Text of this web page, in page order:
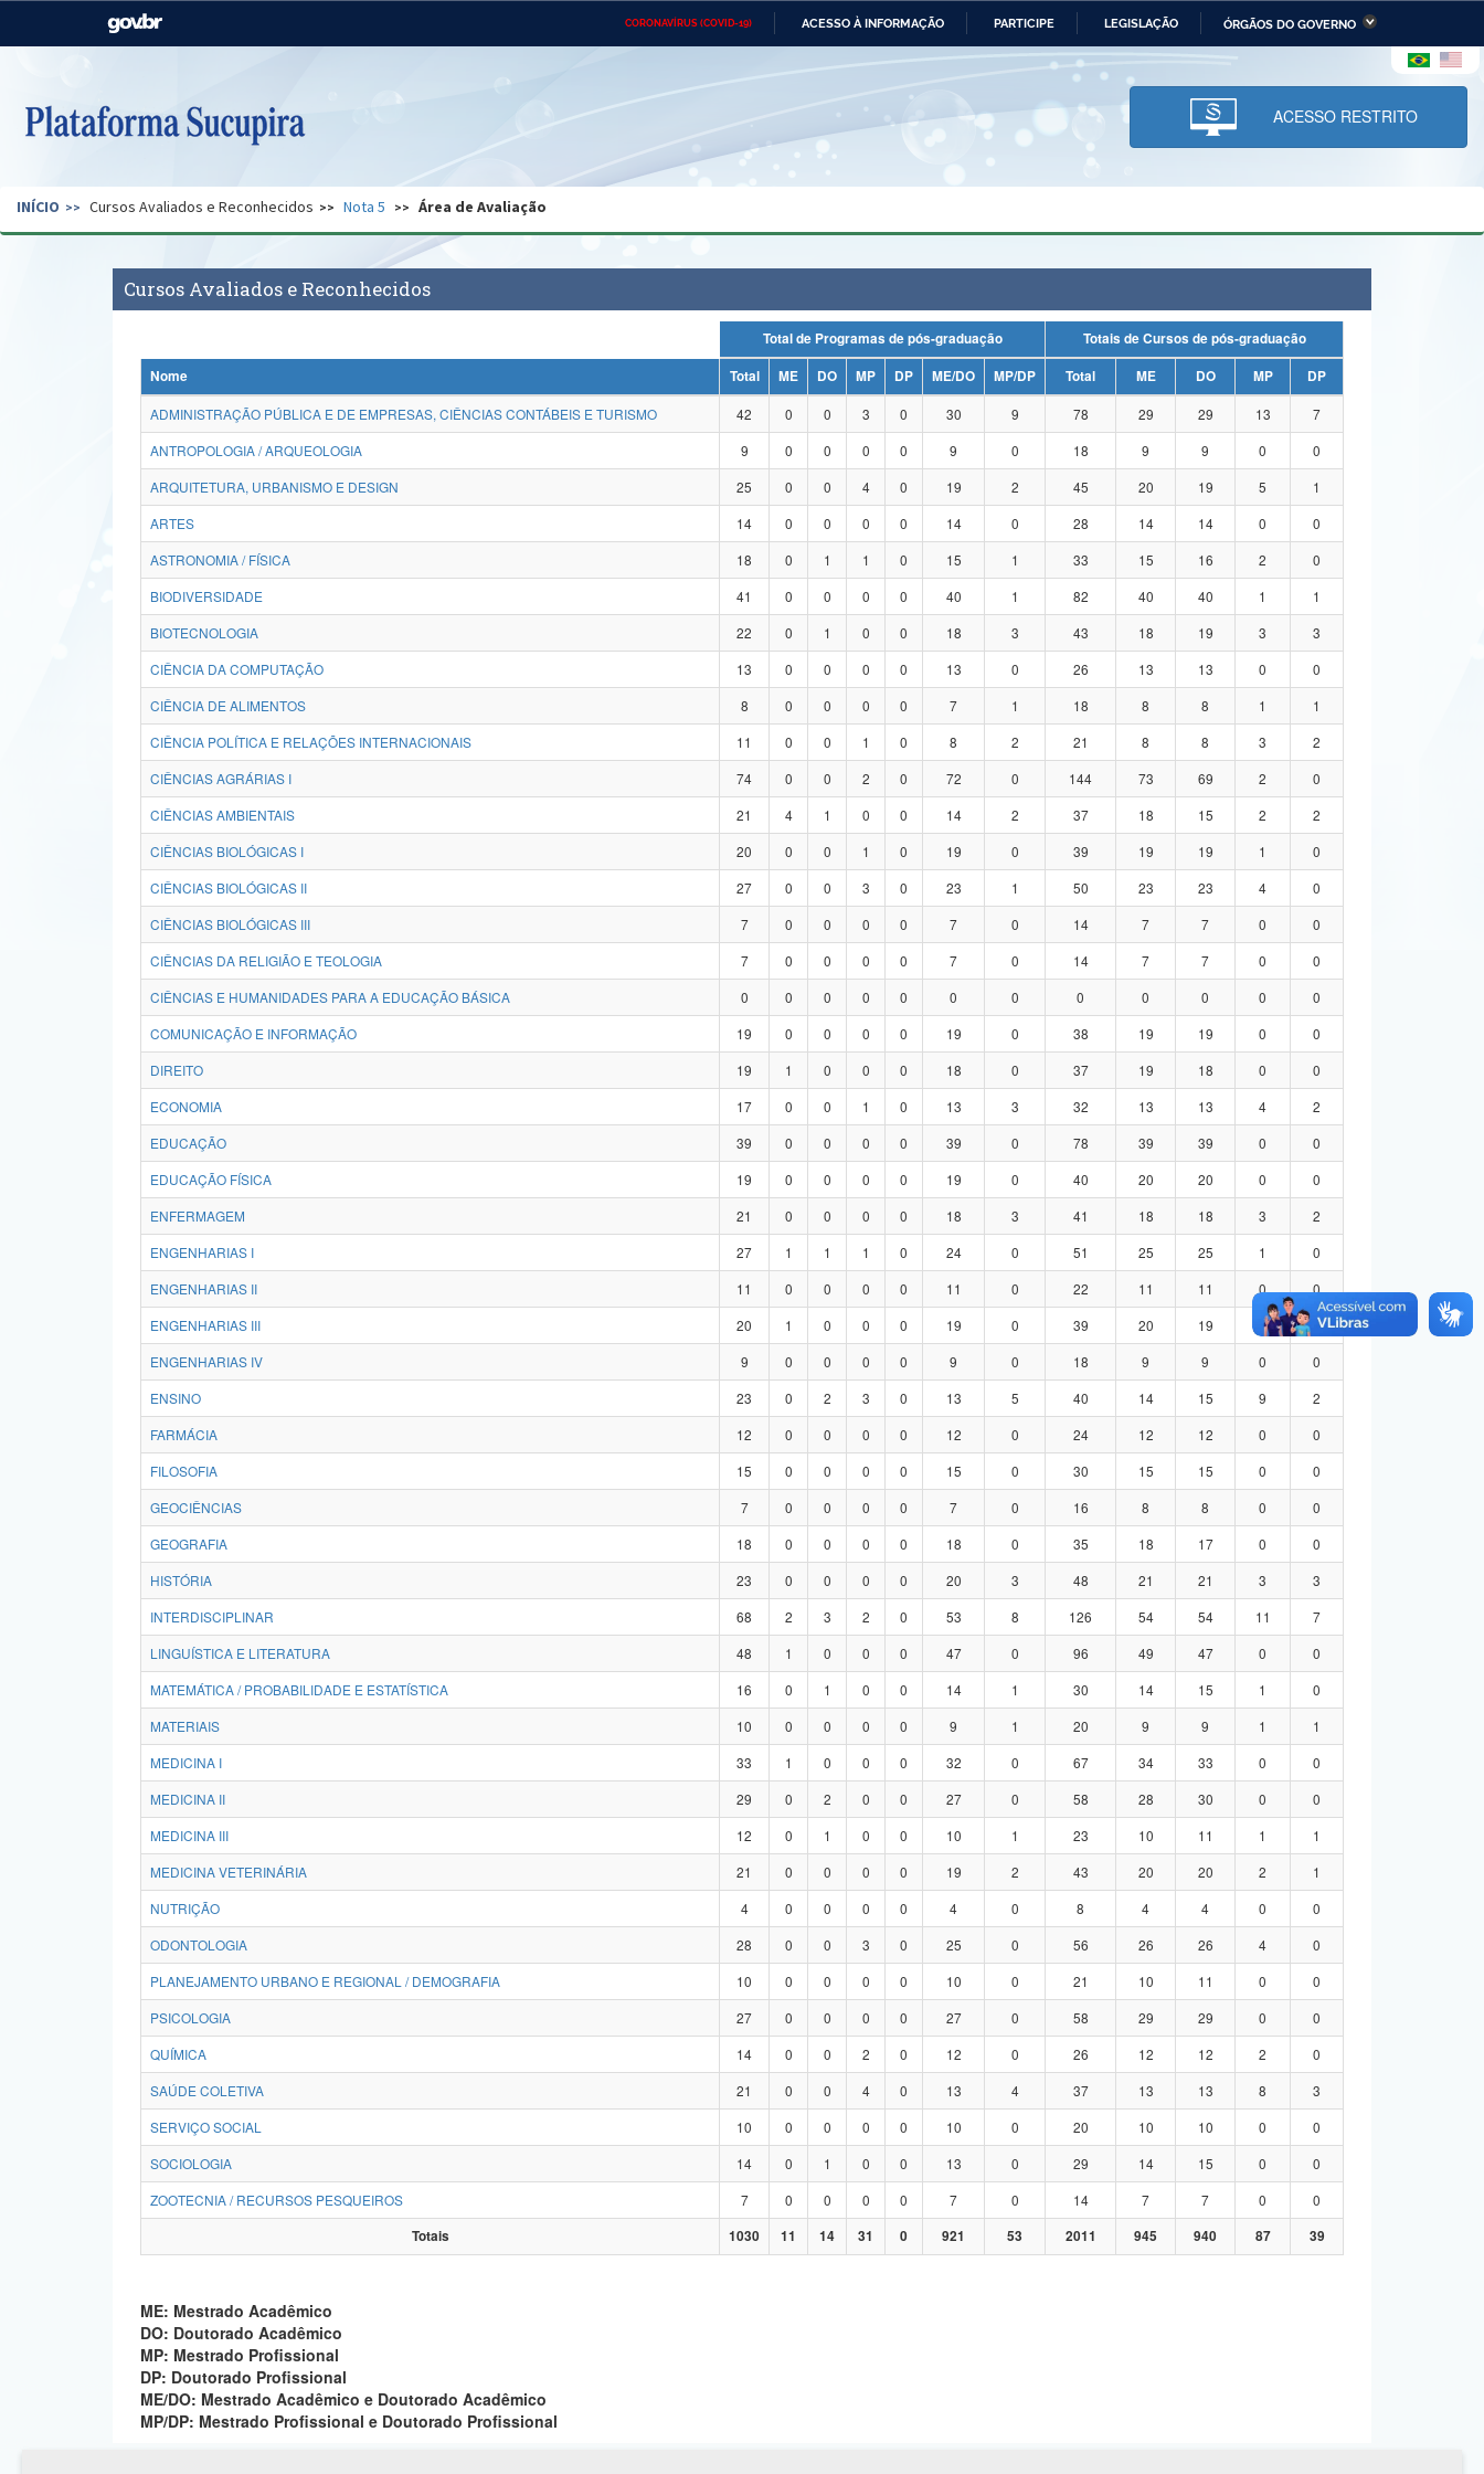
CORONAVÍRUS (COVID-19) ACESSO À INFORMAÇÃO PARTICIPE LEGISLAÇÃO ÓRGÃOS DO GOVERNO
Casa Civil Ministério das Relações Ministério da Economia Ministério da Infraestrutura
Pecuária e Abastecimento
Ministério da Ciência,
Tecnologia, Inovações e
Comunicações
Ministério do Desenvolvimento
Regional e dos Direitos Humanos
Secretaria de Governo Gabinete de Segurança Advocacia-Geral da União Banco Central do Brasil Planalto
ACESSO RESTRITO
INÍCIO Cursos Avaliados e Reconhecidos Nota 5 Área de Avaliação
Cursos Avaliados e Reconhecidos
Total de Programas de pós-graduação
Totais de Cursos de pós-graduação
Nome
Total ME DO MP DP ME/DO MP/DP Total ME DO MP
DP
ADMINISTRAÇÃO PÚBLICA E DE EMPRESAS, CIÊNCIAS CONTÁBEIS E TURISMO
42 0 0 3 0 30 9 78 29 29 13
7
ANTROPOLOGIA / ARQUEOLOGIA
9 0 0 0 0 9 0 18 9 9 0
0
ARQUITETURA, URBANISMO E DESIGN
25 0 0 4 0 19 2 45 20 19 5
1
ARTES
14 0 0 0 0 14 0 28 14 14 0
0
ASTRONOMIA / FÍSICA
18 0 1 1 0 15 1 33 15 16 2
0
BIODIVERSIDADE
41 0 0 0 0 40 1 82 40 40 1
1
BIOTECNOLOGIA
22 0 1 0 0 18 3 43 18 19 3
3
CIÊNCIA DA COMPUTAÇÃO
13 0 0 0 0 13 0 26 13 13 0
0
CIÊNCIA DE ALIMENTOS
8 0 0 0 0 7 1 18 8 8 1
1
CIÊNCIA POLÍTICA E RELAÇÕES INTERNACIONAIS
11 0 0 1 0 8 2 21 8 8 3
2
CIÊNCIAS AGRÁRIAS I
74 0 0 2 0 72 0 144 73 69 2
0
CIÊNCIAS AMBIENTAIS
21 4 1 0 0 14 2 37 18 15 2
2
CIÊNCIAS BIOLÓGICAS I
20 0 0 1 0 19 0 39 19 19 1
0
CIÊNCIAS BIOLÓGICAS II
27 0 0 3 0 23 1 50 23 23 4
0
CIÊNCIAS BIOLÓGICAS III
7 0 0 0 0 7 0 14 7 7 0
0
CIÊNCIAS DA RELIGIÃO E TEOLOGIA
7 0 0 0 0 7 0 14 7 7 0
0
CIÊNCIAS E HUMANIDADES PARA A EDUCAÇÃO BÁSICA
0 0 0 0 0 0 0 0 0 0 0
0
COMUNICAÇÃO E INFORMAÇÃO
19 0 0 0 0 19 0 38 19 19 0
0
DIREITO
19 1 0 0 0 18 0 37 19 18 0
0
ECONOMIA
17 0 0 1 0 13 3 32 13 13 4
2
EDUCAÇÃO
39 0 0 0 0 39 0 78 39 39 0
0
EDUCAÇÃO FÍSICA
19 0 0 0 0 19 0 40 20 20 0
0
ENFERMAGEM
21 0 0 0 0 18 3 41 18 18 3
2
ENGENHARIAS I
27 1 1 1 0 24 0 51 25 25 1
0
ENGENHARIAS II
11 0 0 0 0 11 0 22 11 11 0
0
ENGENHARIAS III
20 1 0 0 0 19 0 39 20 19 0
0
ENGENHARIAS IV
9 0 0 0 0 9 0 18 9 9 0
0
ENSINO
23 0 2 3 0 13 5 40 14 15 9
2
FARMÁCIA
12 0 0 0 0 12 0 24 12 12 0
0
FILOSOFIA
15 0 0 0 0 15 0 30 15 15 0
0
GEOCIÊNCIAS
7 0 0 0 0 7 0 16 8 8 0
0
GEOGRAFIA
18 0 0 0 0 18 0 35 18 17 0
0
HISTÓRIA
23 0 0 0 0 20 3 48 21 21 3
3
INTERDISCIPLINAR
68 2 3 2 0 53 8 126 54 54 11
7
LINGUÍSTICA E LITERATURA
48 1 0 0 0 47 0 96 49 47 0
0
MATEMÁTICA / PROBABILIDADE E ESTATÍSTICA
16 0 1 0 0 14 1 30 14 15 1
0
MATERIAIS
10 0 0 0 0 9 1 20 9 9 1
1
MEDICINA I
33 1 0 0 0 32 0 67 34 33 0
0
MEDICINA II
29 0 2 0 0 27 0 58 28 30 0
0
MEDICINA III
12 0 1 0 0 10 1 23 10 11 1
1
MEDICINA VETERINÁRIA
21 0 0 0 0 19 2 43 20 20 2
1
NUTRIÇÃO
4 0 0 0 0 4 0 8 4 4 0
0
ODONTOLOGIA
28 0 0 3 0 25 0 56 26 26 4
0
PLANEJAMENTO URBANO E REGIONAL / DEMOGRAFIA
10 0 0 0 0 10 0 21 10 11 0
0
PSICOLOGIA
27 0 0 0 0 27 0 58 29 29 0
0
QUÍMICA
14 0 0 2 0 12 0 26 12 12 2
0
SAÚDE COLETIVA
21 0 0 4 0 13 4 37 13 13 8
3
SERVIÇO SOCIAL
10 0 0 0 0 10 0 20 10 10 0
0
SOCIOLOGIA
14 0 1 0 0 13 0 29 14 15 0
0
ZOOTECNIA / RECURSOS PESQUEIROS
7 0 0 0 0 7 0 14 7 7 0
0
Totais
1030 11 14 31 0 921 53 2011 945 940 87 39
ME: Mestrado Acadêmico
DO: Doutorado Acadêmico
MP: Mestrado Profissional
DP: Doutorado Profissional
ME/DO: Mestrado Acadêmico e Doutorado Acadêmico
MP/DP: Mestrado Profissional e Doutorado Profissional